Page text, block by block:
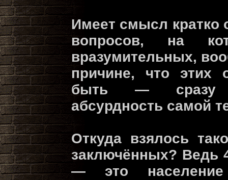
Имеет смысл кратко
вопросов, на
вразумительных,
причине, что этих
быть — сразу
абсурдность самой
Откуда взялось
заключённых? Ведь
— это